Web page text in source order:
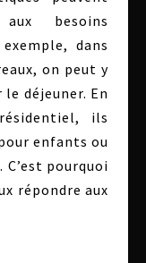
besoins
dans
on peut y
déjeuner. En
ils
enfants ou
pourquoi
répondre aux